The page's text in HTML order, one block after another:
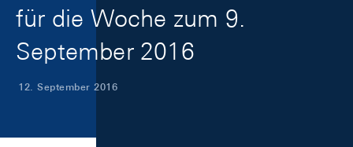
für die Woche zum 9.
September 2016
12. September 2016